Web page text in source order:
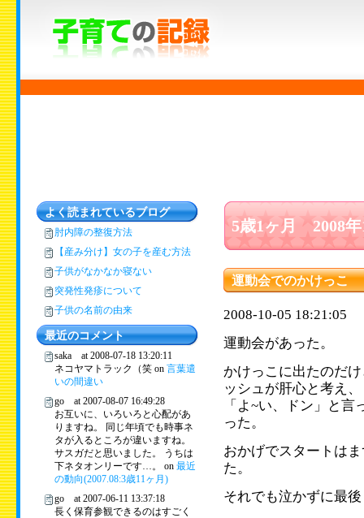
5歳1ヶ月 2008年
運動会でのかけっこ
2008-10-05 18:21:05
運動会があった。
かけっこに出たのだ
ッシュが肝心と考え、
「よ~い、ドン」と
った。
おかげでスタートは
た。
それでも泣かずに最
よく読まれているブログ
肘内障の整復方法
【産み分け】女の子を産む方法
子供がなかなか寝ない
突発性発疹について
子供の名前の由来
最近のコメント
saka at 2008-07-18 13:20:11
ネコヤマトラック（笑 on 言葉遣
いの間違い
go at 2007-08-07 16:49:28
お互いに、いろいろと心配があ
りますね。 同じ年頃でも時事ネ
タが入るところが違いますね。
サスガだと思いました。 うちは
下ネタオンリーです…。 on 最近
の動向(2007.08:3歳11ヶ月)
go at 2007-06-11 13:37:18
長く保育参観できるのはすごく